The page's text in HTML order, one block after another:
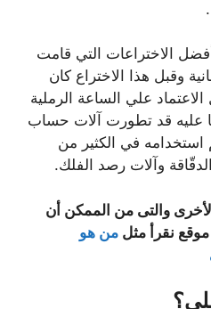
الاختراعات التي قامت
وقبل هذا الاختراع كان
علي الساعة الرملية
عليه قد تطورت آلات حساب
في الكثير من
وآلات رصد الفلك.
والتى من الممكن أن
نقرأ مثل من هو